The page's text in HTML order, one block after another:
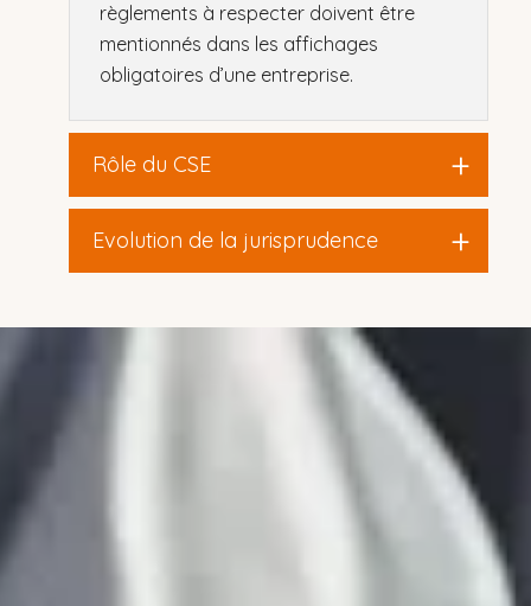
règlements à respecter doivent être
mentionnés dans les affichages
obligatoires d’une entreprise.
Rôle du CSE
Evolution de la jurisprudence